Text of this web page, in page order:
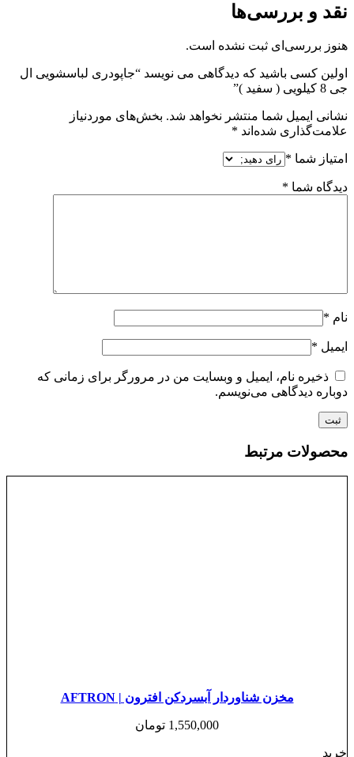
نقد و بررسی‌ها
هنوز بررسی‌ای ثبت نشده است.
اولین کسی باشید که دیدگاهی می نویسد “جاپودری لباسشویی ال
جی 8 کیلویی ( سفید )”
نشانی ایمیل شما منتشر نخواهد شد. بخش‌های موردنیاز
علامت‌گذاری شده‌اند *
امتیاز شما *
دیدگاه شما *
نام *
ایمیل *
ذخیره نام، ایمیل و وبسایت من در مرورگر برای زمانی که
دوباره دیدگاهی می‌نویسم.
محصولات مرتبط
مخزن شناوردار آبسردکن افترون | AFTRON
1,550,000 تومان
خرید